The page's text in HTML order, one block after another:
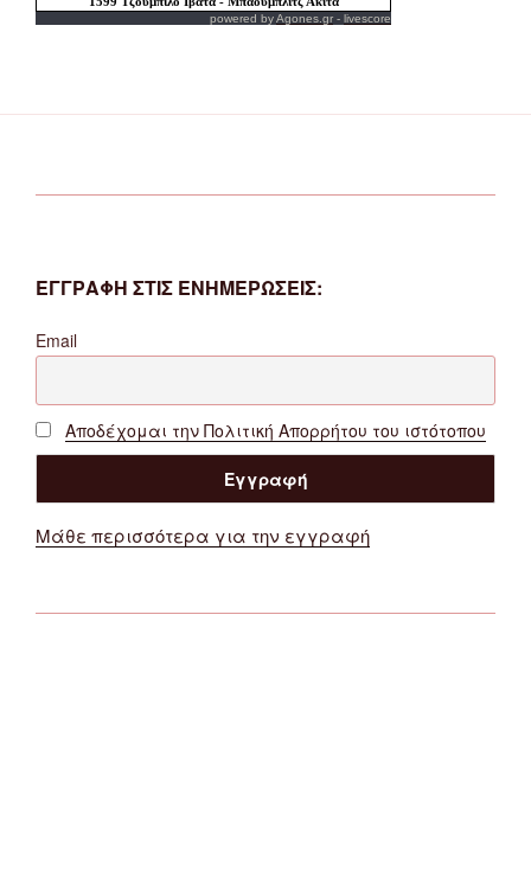
powered byAgones.gr - livescore
ΕΓΓΡΑΦΗ ΣΤΙΣ ΕΝΗΜΕΡΩΣΕΙΣ:
Email
Αποδέχομαι την Πολιτική Απορρήτου του ιστότοπου
Μάθε περισσότερα για την εγγραφή